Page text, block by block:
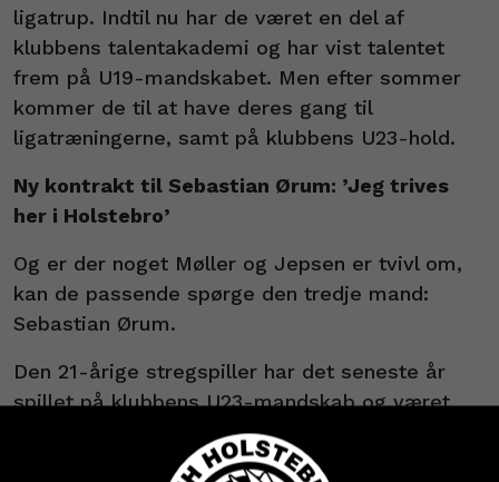
ligatrup. Indtil nu har de været en del af
klubbens talentakademi og har vist talentet
frem på U19-mandskabet. Men efter sommer
kommer de til at have deres gang til
ligatræningerne, samt på klubbens U23-hold.
Ny kontrakt til Sebastian Ørum: ’Jeg trives
her i Holstebro’
Og er der noget Møller og Jepsen er tvivl om,
kan de passende spørge den tredje mand:
Sebastian Ørum.
Den 21-årige stregspiller har det seneste år
spillet på klubbens U23-mandskab og været
med omkring ligaholdet til træning og kamp.